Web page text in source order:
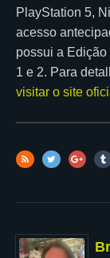
PlayStation 5,
acesso
possui a
1 e 2. Para
visitar o site